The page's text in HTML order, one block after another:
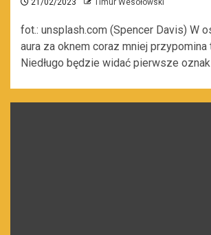
21/02/2023 Timur Wesołowski
fot.: unsplash.com (Spencer Davis) W
aura za oknem coraz mniej przypomina
Niedługo będzie widać pierwsze